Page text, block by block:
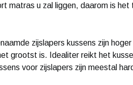
matras u zal liggen, daarom is
zijslapers kussens zijn
grootst is. Idealiter reikt het
voor zijslapers zijn meestal